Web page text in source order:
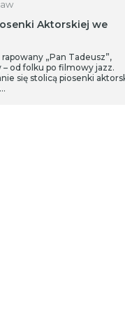
Aktorskiej we
„Pan Tadeusz”,
od folku po filmowy jazz.
się stolicą piosenki